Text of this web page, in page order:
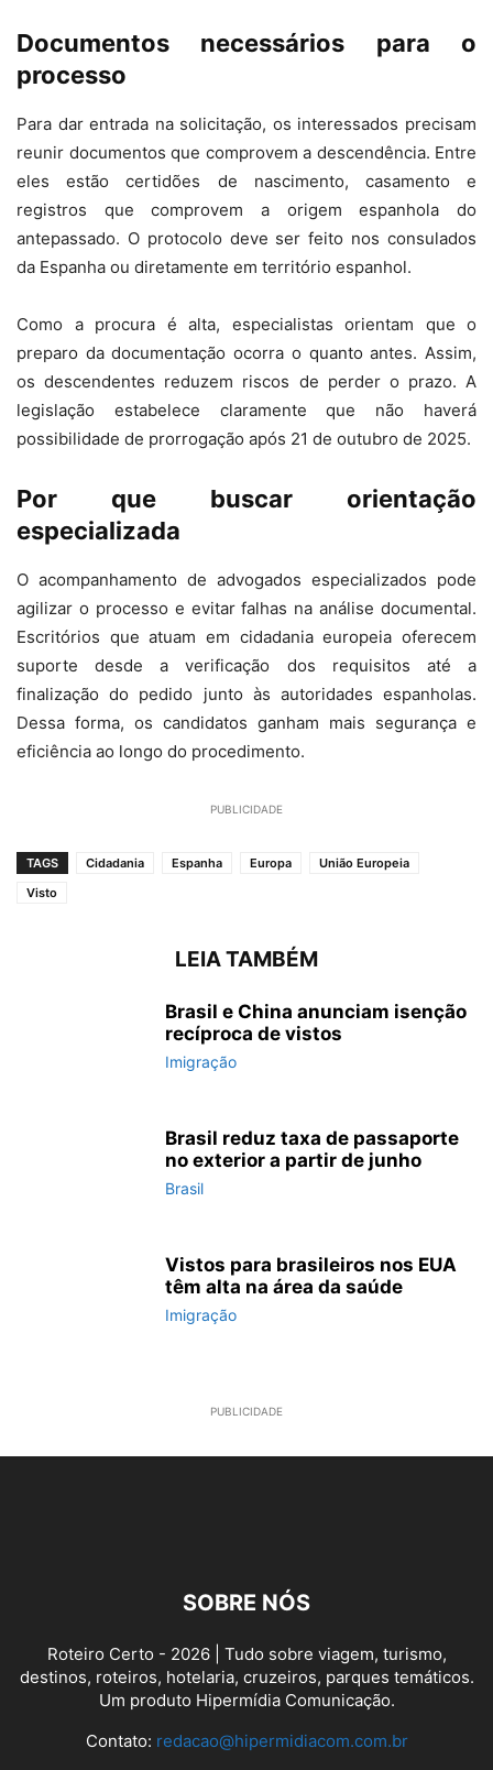
Documentos necessários para o
processo
Para dar entrada na solicitação, os interessados precisam
reunir documentos que comprovem a descendência. Entre
eles estão certidões de nascimento, casamento e
registros que comprovem a origem espanhola do
antepassado. O protocolo deve ser feito nos consulados
da Espanha ou diretamente em território espanhol.
Como a procura é alta, especialistas orientam que o
preparo da documentação ocorra o quanto antes. Assim,
os descendentes reduzem riscos de perder o prazo. A
legislação estabelece claramente que não haverá
possibilidade de prorrogação após 21 de outubro de 2025.
Por que buscar orientação
especializada
O acompanhamento de advogados especializados pode
agilizar o processo e evitar falhas na análise documental.
Escritórios que atuam em cidadania europeia oferecem
suporte desde a verificação dos requisitos até a
finalização do pedido junto às autoridades espanholas.
Dessa forma, os candidatos ganham mais segurança e
eficiência ao longo do procedimento.
PUBLICIDADE
TAGS Cidadania Espanha Europa
União Europeia
Visto
LEIA TAMBÉM
Brasil e China anunciam isenção
recíproca de vistos
Imigração
Brasil reduz taxa de passaporte
no exterior a partir de junho
Brasil
Vistos para brasileiros nos EUA
têm alta na área da saúde
Imigração
PUBLICIDADE
SOBRE NÓS
Roteiro Certo - 2026 | Tudo sobre viagem, turismo,
destinos, roteiros, hotelaria, cruzeiros, parques temáticos.
Um produto Hipermídia Comunicação.
Contato: redacao@hipermidiacom.com.br